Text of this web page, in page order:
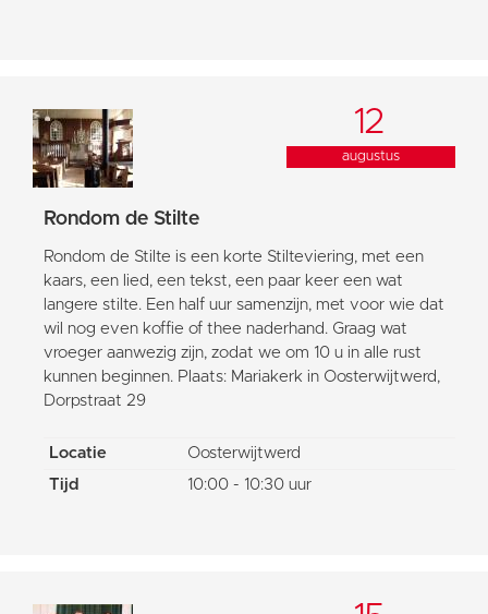
12
augustus
Rondom de Stilte
Rondom de Stilte is een korte Stilteviering, met een
kaars, een lied, een tekst, een paar keer een wat
langere stilte. Een half uur samenzijn, met voor wie dat
wil nog even koffie of thee naderhand. Graag wat
vroeger aanwezig zijn, zodat we om 10 u in alle rust
kunnen beginnen. Plaats: Mariakerk in Oosterwijtwerd,
Dorpstraat 29
Locatie
Oosterwijtwerd
Tijd
10:00 - 10:30 uur